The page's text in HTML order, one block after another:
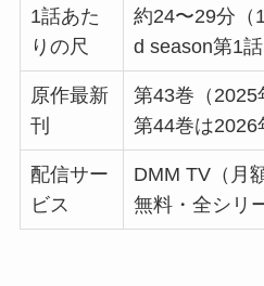
1話あた
りの尺
約24〜29分（
d season第1
原作最新
刊
第43巻（2025
第44巻は2026
配信サー
ビス
DMM TV（月
無料・全シリ